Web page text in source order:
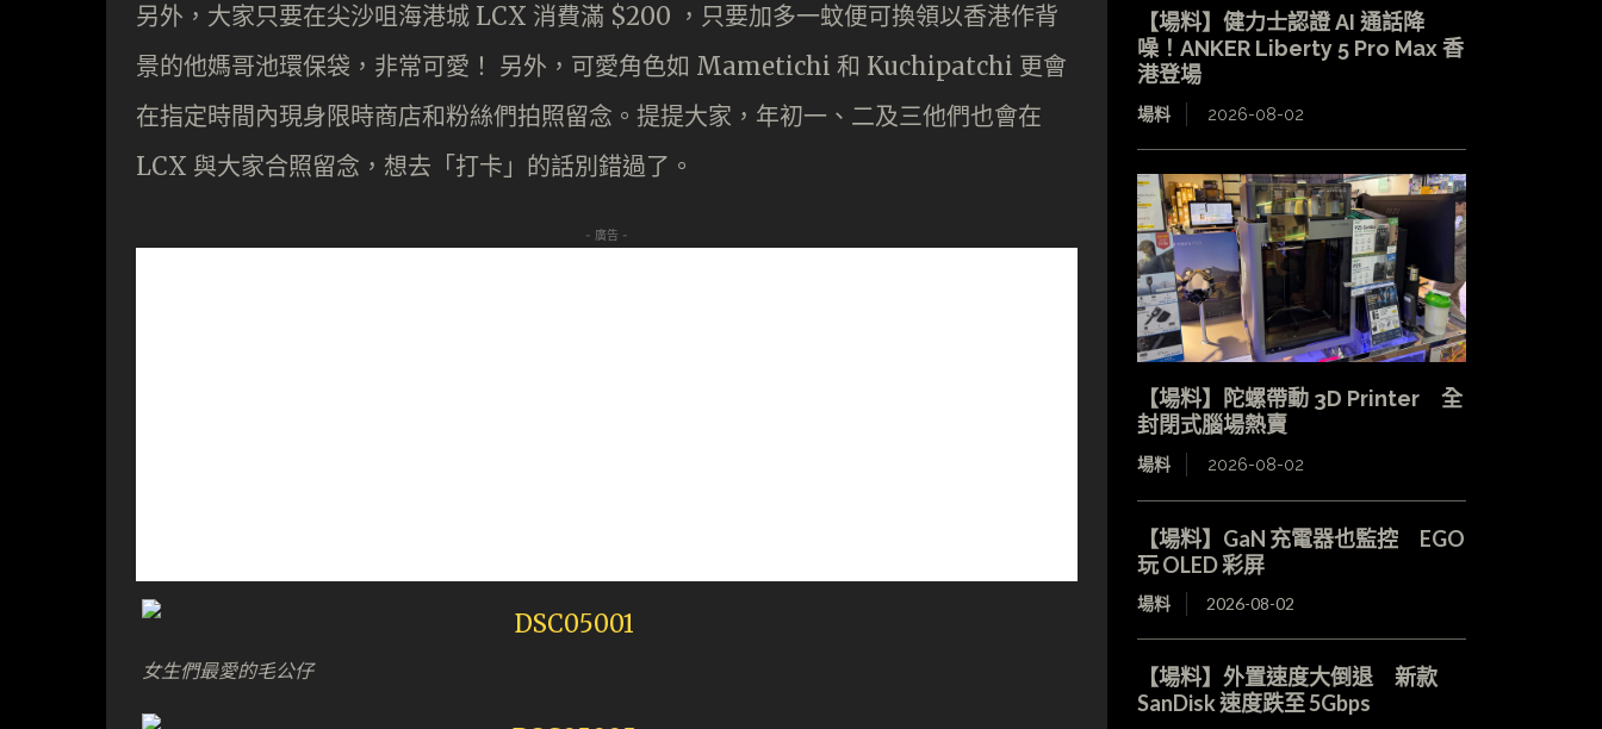
另外，大家只要在尖沙咀海港城 LCX 消費滿 $200 ，只要加多一蚊便可換領以香港作背
景的他媽哥池環保袋，非常可愛！ 另外，可愛角色如 Mametichi 和 Kuchipatchi 更會
在指定時間內現身限時商店和粉絲們拍照留念。提提大家，年初一、二及三他們也會在
LCX 與大家合照留念，想去「打卡」的話別錯過了。
- 廣告 -
女生們最愛的毛公仔
【場料】健力士認證 AI 通話降
噪！ANKER Liberty 5 Pro Max 香
港登場
場料 2026-08-02
【場料】陀螺帶動 3D Printer 全
封閉式腦場熱賣
場料 2026-08-02
【場料】GaN 充電器也監控 EGO
玩 OLED 彩屏
場料 2026-08-02
【場料】外置速度大倒退 新款
SanDisk 速度跌至 5Gbps